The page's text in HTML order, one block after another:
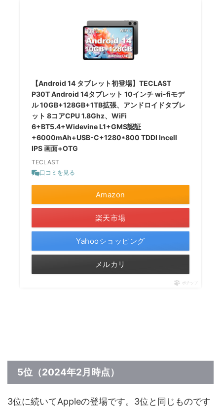
【Android 14 タブレット初登場】TECLAST
P30T Android 14タブレット 10インチ wi-fiモデ
ル 10GB+128GB+1TB拡張、アンドロイドタブレ
ット 8コアCPU 1.8Ghz、WiFi
6+BT5.4+Widevine L1+GMS認証
+6000mAh+USB-C+1280*800 TDDI Incell
IPS 画面+OTG
TECLAST
口コミを見る
Amazon
楽天市場
Yahooショッピング
メルカリ
ポチップ
5位（2024年2月時点）
3位に続いてAppleの登場です。3位と同じものです